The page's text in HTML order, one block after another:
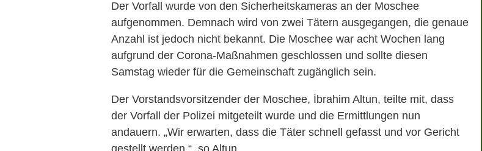
Der Vorfall wurde von den Sicherheitskameras an der Moschee
aufgenommen. Demnach wird von zwei Tätern ausgegangen, die genaue
Anzahl ist jedoch nicht bekannt. Die Moschee war acht Wochen lang
aufgrund der Corona-Maßnahmen geschlossen und sollte diesen
Samstag wieder für die Gemeinschaft zugänglich sein.
Der Vorstandsvorsitzender der Moschee, İbrahim Altun, teilte mit, dass
der Vorfall der Polizei mitgeteilt wurde und die Ermittlungen nun
andauern. „Wir erwarten, dass die Täter schnell gefasst und vor Gericht
gestellt werden.“, so Altun.